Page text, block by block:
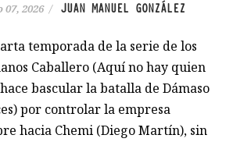
2026 / JUAN MANUEL GONZÁLEZ
temporada de la serie de los
Caballero (Aquí no hay quien
bascular la batalla de Dámaso
por controlar la empresa
hacia Chemi (Diego Martín), sin